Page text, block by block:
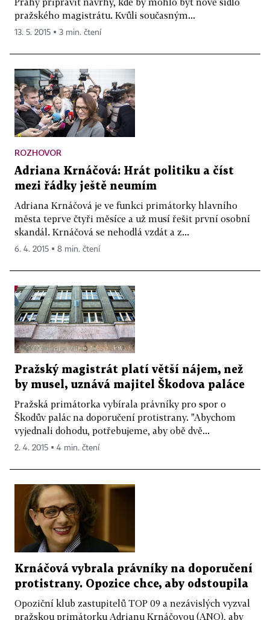
pražského magistrátu. Kvůli současným...
13. 5. 2015 ▪ 3 min. čtení
ROZHOVOR
Adriana Krnáčová: Hrát politiku a číst
mezi řádky ještě neumím
Adriana Krnáčová je ve funkci primátorky hlavního
města teprve čtyři měsíce a už musí řešit první osobní
skandál. Krnáčová se nehodlá vzdát a z...
6. 4. 2015 ▪ 8 min. čtení
Pražský magistrát platí větší nájem, než
by musel, uznává majitel Škodova paláce
Pražská primátorka vybírala právníky pro spor o
Škodův palác na doporučení protistrany. "Abychom
vyjednali dohodu, potřebujeme, aby obě dvě...
2. 4. 2015 ▪ 4 min. čtení
Krnáčová vybrala právníky na doporučení
protistrany. Opozice chce, aby odstoupila
Opoziční klub zastupitelů TOP 09 a nezávislých vyzval
pražskou primátorku Adrianu Krnáčovou (ANO), aby